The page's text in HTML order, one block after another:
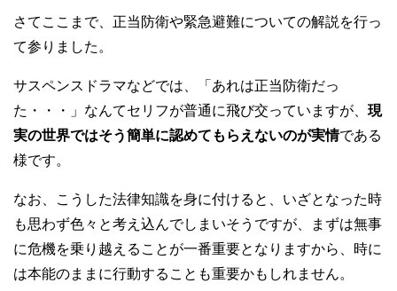
さてここまで、正当防衛や緊急避難についての解説を行っ
て参りました。
サスペンスドラマなどでは、「あれは正当防衛だっ
た・・・」なんてセリフが普通に飛び交っていますが、 現
実の世界ではそう簡単に認めてもらえないのが実情である
様です。
なお、こうした法律知識を身に付けると、いざとなった時
も思わず色々と考え込んでしまいそうですが、まずは無事
に危機を乗り越えることが一番重要となりますから、時に
は本能のままに行動することも重要かもしれません。